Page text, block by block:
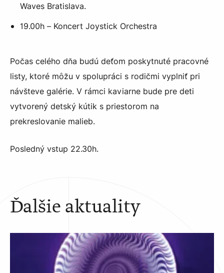
Waves Bratislava.
19.00h – Koncert Joystick Orchestra
Počas celého dňa budú deťom poskytnuté pracovné
listy, ktoré môžu v spolupráci s rodičmi vyplniť pri
návšteve galérie. V rámci kaviarne bude pre deti
vytvorený detský kútik s priestorom na
prekreslovanie malieb.
Posledný vstup 22.30h.
Ďalšie aktuality